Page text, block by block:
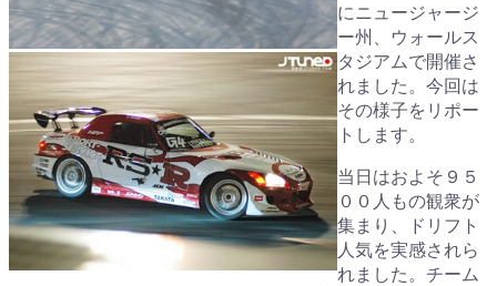
にニュージャージ
ー州、ウォールス
タジアムで開催さ
れました。今回は
その様子をリポー
トします。
当日はおよそ９５
００人もの観衆が
集まり、ドリフト
人気を実感されら
れました。チーム